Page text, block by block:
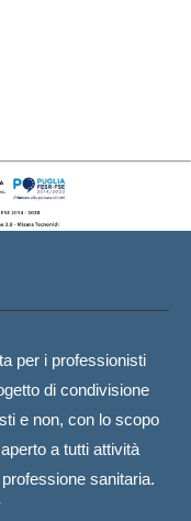
per i professionisti
di condivisione
e non, con lo scopo
a tutti attività
sanitaria.